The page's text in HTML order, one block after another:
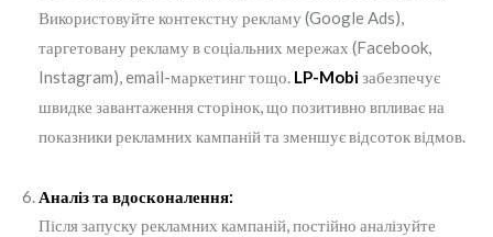
Використовуйте контекстну рекламу (Google Ads),
таргетовану рекламу в соціальних мережах (Facebook,
Instagram), email-маркетинг тощо. LP-Mobiзабезпечує
швидке завантаження сторінок, що позитивно впливає на
показники рекламних кампаній та зменшує відсоток відмов.
Аналіз та вдосконалення:
Після запуску рекламних кампаній, постійно аналізуйте